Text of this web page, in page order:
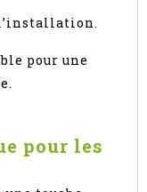
pour une
pour les